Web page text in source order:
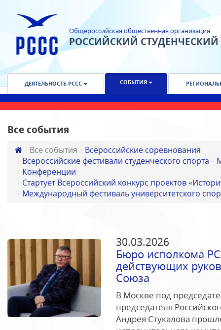
Общероссийская общественная организация
РОССИЙСКИЙ
ДЕЯТЕЛЬНОСТЬ РССС СОБЫТИЯ
Все события
Все события
Всероссийские соревнования
Всероссийские фестивали студенческого спорта
Конференции
Стартует Всероссийский конкурс проектов
Международный фестиваль университетского
30.03.2026
Бюро исполкома
действующих
Союза
В Москве под
председателя
Андрея Стукалова